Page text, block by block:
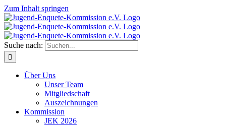
Zum Inhalt springen
Suche nach:
Über Uns
Unser Team
Mitgliedschaft
Auszeichnungen
Kommission
JEK 2026